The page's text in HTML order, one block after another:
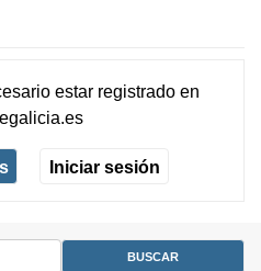
estar registradoen
Iniciar sesión